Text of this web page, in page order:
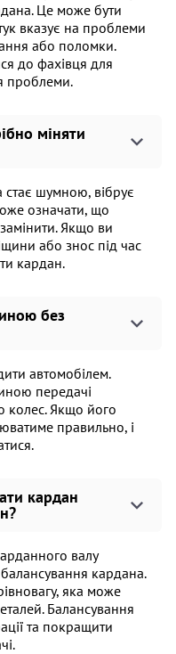
Це може бути
вказує на проблеми
або поломки.
до фахівця для
проблеми.
міняти
шумною, вібрує
означати, що
Якщо ви
або знос під час
кардан.
без
автомобілем.
передачі
колес. Якщо його
правильно, і
кардан
валу
кардана.
яка може
Балансування
та покращити